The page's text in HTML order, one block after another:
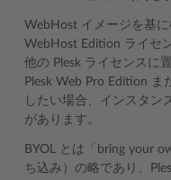
WebHost イメージを基
WebHost Edition ライセ
他の Plesk ライセンスに
Plesk Web Pro Edition ま
したい場合、インスタン
があります。
BYOL とは「bring your
ち込み）の略であり、